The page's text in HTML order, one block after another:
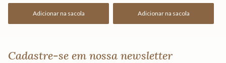
Adicionar na sacola Adicionar na sacola
Cadastre-se em nossa newsletter